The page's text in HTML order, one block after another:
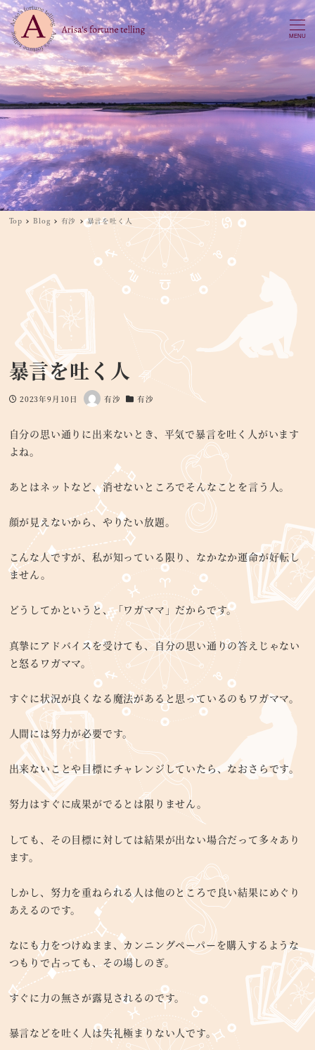
MENU
Top Blog 有沙 暴言を吐く人
暴言を吐く人
投稿日
2023年9月10日
著
有沙
カテゴリー
有沙
自分の思い通りに出来ないとき、平気で暴言を吐く人がいます
よね。
あとはネットなど、消せないところでそんなことを言う人。
顔が見えないから、やりたい放題。
こんな人ですが、私が知っている限り、なかなか運命が好転し
ません。
どうしてかというと、「ワガママ」だからです。
真摯にアドバイスを受けても、自分の思い通りの答えじゃない
と怒るワガママ。
すぐに状況が良くなる魔法があると思っているのもワガママ。
人間には努力が必要です。
出来ないことや目標にチャレンジしていたら、なおさらです。
努力はすぐに成果がでるとは限りません。
しても、その目標に対しては結果が出ない場合だって多々あり
ます。
しかし、努力を重ねられる人は他のところで良い結果にめぐり
あえるのです。
なにも力をつけぬまま、カンニングペーパーを購入するような
つもりで占っても、その場しのぎ。
すぐに力の無さが露見されるのです。
暴言などを吐く人は失礼極まりない人です。